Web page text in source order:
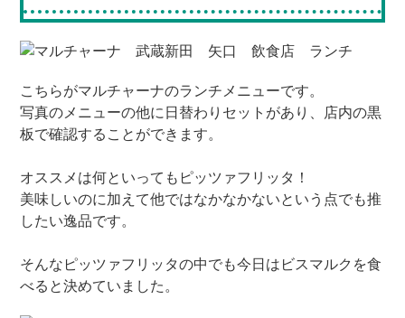
こちらがマルチャーナのランチメニューです。
写真のメニューの他に日替わりセットがあり、店内の黒
板で確認することができます。
オススメは何といってもピッツァフリッタ！
美味しいのに加えて他ではなかなかないという点でも推
したい逸品です。
そんなピッツァフリッタの中でも今日はビスマルクを食
べると決めていました。